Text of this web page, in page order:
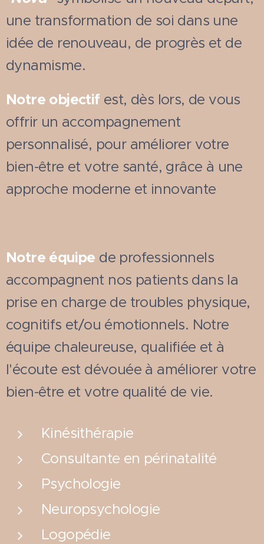
une transformation de soi dans une
idée de renouveau, de progrès et de
dynamisme.
Notre objectifest, dès lors, de vous
offrir un accompagnement
personnalisé, pour améliorer votre
bien-être et votre santé, grâce à une
approche moderne et innovante
Notre équipe de professionnels
accompagnent nos patients dans la
prise en charge de troubles physique,
cognitifs et/ou émotionnels. Notre
équipe chaleureuse, qualifiée et à
l'écoute est dévouée à améliorer votre
bien-être et votre qualité de vie.
Kinésithérapie
Consultante en périnatalité
Psychologie
Neuropsychologie
Logopédie